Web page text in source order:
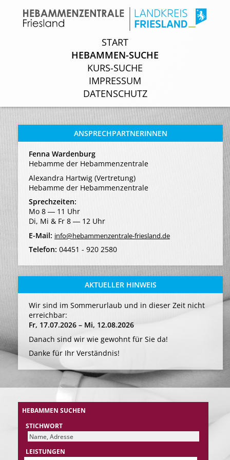
START
HEBAMMEN-SUCHE
KURS-SUCHE
IMPRESSUM
DATENSCHUTZ
START
HEBAMMEN-SUCHE
KURS-SUCHE
IMPRESSUM
DATENSCHUTZ
ANSPRECHPARTNERINNEN
Fenna Wardenburg
Hebamme der Hebammenzentrale
Alexandra Hartwig (Vertretung)
Hebamme der Hebammenzentrale
Sprechzeiten:
Mo 8 ― 11 Uhr
Di, Mi & Fr 8 ― 12 Uhr
E-Mail: info@hebammenzentrale-friesland.de
Telefon: 04451 - 920 2580
AKTUELLER HINWEIS
Wir sind im Sommerurlaub und in dieser Zeit nicht
erreichbar:
Fr, 17.07.2026 – Mi, 12.08.2026
Danach sind wir wie gewohnt für Sie da!
Danke für Ihr Verständnis!
HEBAMMEN SUCHEN
STICHWORT
LEISTUNGEN